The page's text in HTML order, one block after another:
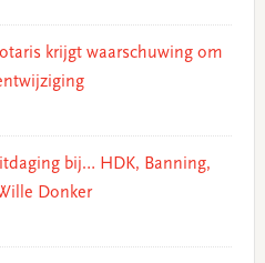
krijgt waarschuwing om
bij… HDK, Banning,
Donker